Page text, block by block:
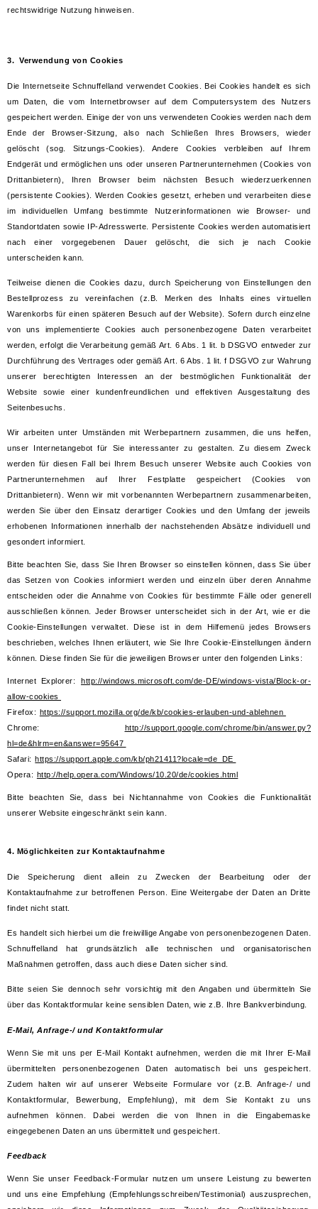
rechtswidrige Nutzung hinweisen.
3. Verwendung von Cookies
Die Internetseite Schnuffelland verwendet Cookies. Bei Cookies handelt es sich
um Daten, die vom Internetbrowser auf dem Computersystem des Nutzers
gespeichert werden. Einige der von uns verwendeten Cookies werden nach dem
Ende der Browser-Sitzung, also nach Schließen Ihres Browsers, wieder
gelöscht (sog. Sitzungs-Cookies). Andere Cookies verbleiben auf Ihrem
Endgerät und ermöglichen uns oder unseren Partnerunternehmen (Cookies von
Drittanbietern), Ihren Browser beim nächsten Besuch wiederzuerkennen
(persistente Cookies). Werden Cookies gesetzt, erheben und verarbeiten diese
im individuellen Umfang bestimmte Nutzerinformationen wie Browser- und
Standortdaten sowie IP-Adresswerte. Persistente Cookies werden automatisiert
nach einer vorgegebenen Dauer gelöscht, die sich je nach Cookie
unterscheiden kann.
Teilweise dienen die Cookies dazu, durch Speicherung von Einstellungen den
Bestellprozess zu vereinfachen (z.B. Merken des Inhalts eines virtuellen
Warenkorbs für einen späteren Besuch auf der Website). Sofern durch einzelne
von uns implementierte Cookies auch personenbezogene Daten verarbeitet
werden, erfolgt die Verarbeitung gemäß Art. 6 Abs. 1 lit. b DSGVO entweder zur
Durchführung des Vertrages oder gemäß Art. 6 Abs. 1 lit. f DSGVO zur Wahrung
unserer berechtigten Interessen an der bestmöglichen Funktionalität der
Website sowie einer kundenfreundlichen und effektiven Ausgestaltung des
Seitenbesuchs.
Wir arbeiten unter Umständen mit Werbepartnern zusammen, die uns helfen,
unser Internetangebot für Sie interessanter zu gestalten. Zu diesem Zweck
werden für diesen Fall bei Ihrem Besuch unserer Website auch Cookies von
Partnerunternehmen auf Ihrer Festplatte gespeichert (Cookies von
Drittanbietern). Wenn wir mit vorbenannten Werbepartnern zusammenarbeiten,
werden Sie über den Einsatz derartiger Cookies und den Umfang der jeweils
erhobenen Informationen innerhalb der nachstehenden Absätze individuell und
gesondert informiert.
Bitte beachten Sie, dass Sie Ihren Browser so einstellen können, dass Sie über
das Setzen von Cookies informiert werden und einzeln über deren Annahme
entscheiden oder die Annahme von Cookies für bestimmte Fälle oder generell
ausschließen können. Jeder Browser unterscheidet sich in der Art, wie er die
Cookie-Einstellungen verwaltet. Diese ist in dem Hilfemenü jedes Browsers
beschrieben, welches Ihnen erläutert, wie Sie Ihre Cookie-Einstellungen ändern
können. Diese finden Sie für die jeweiligen Browser unter den folgenden Links:
Internet Explorer:
http://windows.microsoft.com/de-DE/windows-vista/Block-or-
allow-cookies
Firefox: https://support.mozilla.org/de/kb/cookies-erlauben-und-ablehnen
Chrome:
http://support.google.com/chrome/bin/answer.py?
hl=de&hlrm=en&answer=95647
Safari: https://support.apple.com/kb/ph21411?locale=de_DE
Opera: http://help.opera.com/Windows/10.20/de/cookies.html
Bitte beachten Sie, dass bei Nichtannahme von Cookies die Funktionalität
unserer Website eingeschränkt sein kann.
4. Möglichkeiten zur Kontaktaufnahme
Die Speicherung dient allein zu Zwecken der Bearbeitung oder der
Kontaktaufnahme zur betroffenen Person. Eine Weitergabe der Daten an Dritte
findet nicht statt.
Es handelt sich hierbei um die freiwillige Angabe von personenbezogenen Daten.
Schnuffelland hat grundsätzlich alle technischen und organisatorischen
Maßnahmen getroffen, dass auch diese Daten sicher sind.
Bitte seien Sie dennoch sehr vorsichtig mit den Angaben und übermitteln Sie
über das Kontaktformular keine sensiblen Daten, wie z.B. Ihre Bankverbindung.
E-Mail, Anfrage-/ und Kontaktformular
Wenn Sie mit uns per E-Mail Kontakt aufnehmen, werden die mit Ihrer E-Mail
übermittelten personenbezogenen Daten automatisch bei uns gespeichert.
Zudem halten wir auf unserer Webseite Formulare vor (z.B. Anfrage-/ und
Kontaktformular, Bewerbung, Empfehlung), mit dem Sie Kontakt zu uns
aufnehmen können. Dabei werden die von Ihnen in die Eingabemaske
eingegebenen Daten an uns übermittelt und gespeichert.
Feedback
Wenn Sie unser Feedback-Formular nutzen um unsere Leistung zu bewerten
und uns eine Empfehlung (Empfehlungsschreiben/Testimonial) auszusprechen,